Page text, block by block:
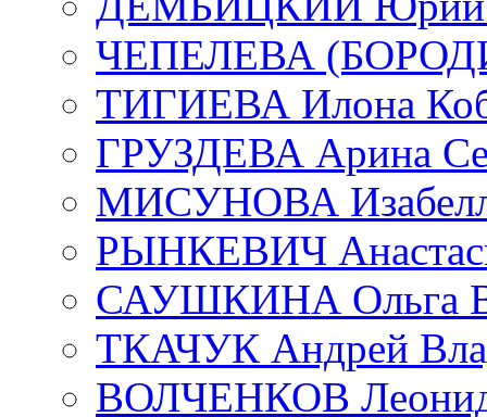
ЧЕПЕЛЕВА
ТИГИЕВА Илона
ГРУЗДЕВА Арина
МИСУНОВА
РЫНКЕВИЧ
САУШКИНА Ольга
ТКАЧУК Андрей
ВОЛЧЕНКОВ Леонид